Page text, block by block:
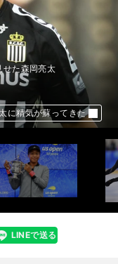
せた森岡亮太
に精気が蘇ってきた
ャイアントキリング
界の「途方もない夢」
て感じた王者の強さ
LINEで送る